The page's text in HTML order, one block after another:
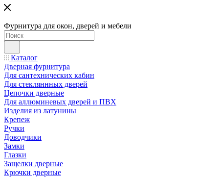
Фурнитура для окон, дверей и мебели
Каталог
Дверная фурнитура
Для сантехнических кабин
Для стекляннных дверей
Цепочки дверные
Для аллюминевых дверей и ПВХ
Изделия из латунины
Крепеж
Ручки
Доводчики
Замки
Глазки
Защелки дверные
Крючки дверные